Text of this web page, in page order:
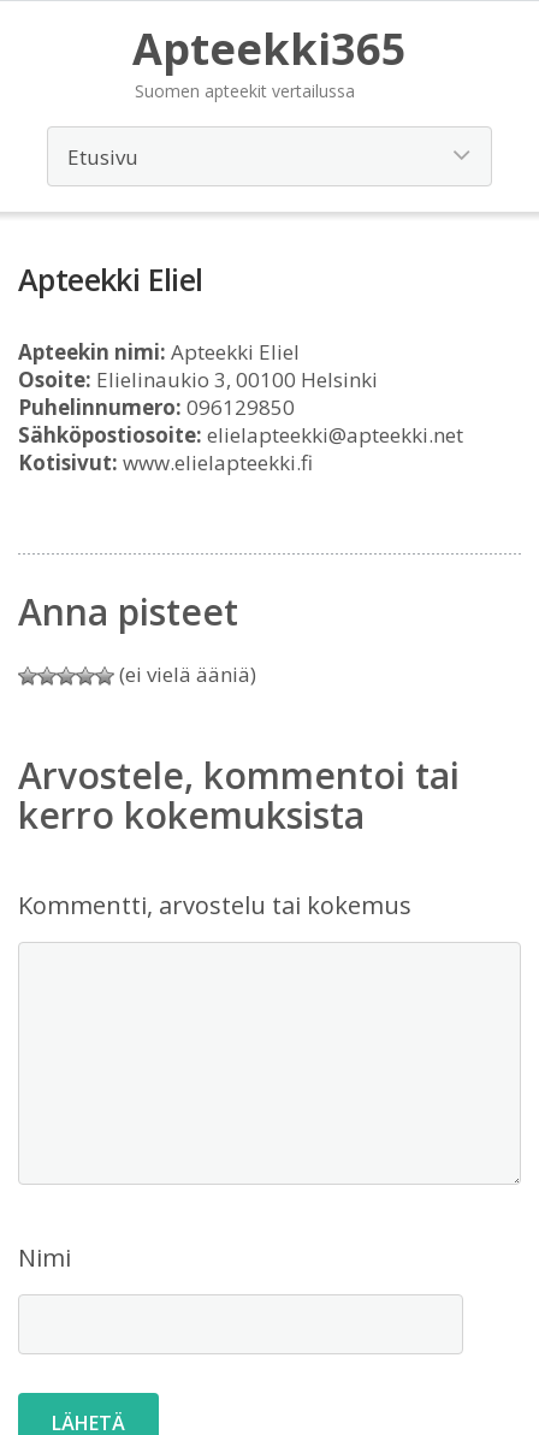
Apteekki365
Suomen apteekit vertailussa
Apteekki Eliel
Apteekin nimi: Apteekki Eliel
Osoite: Elielinaukio 3, 00100 Helsinki
Puhelinnumero: 096129850
Sähköpostiosoite: elielapteekki@apteekki.net
Kotisivut: www.elielapteekki.fi
Anna pisteet
(ei vielä ääniä)
Arvostele, kommentoi tai
kerro kokemuksista
Kommentti, arvostelu tai kokemus
Nimi